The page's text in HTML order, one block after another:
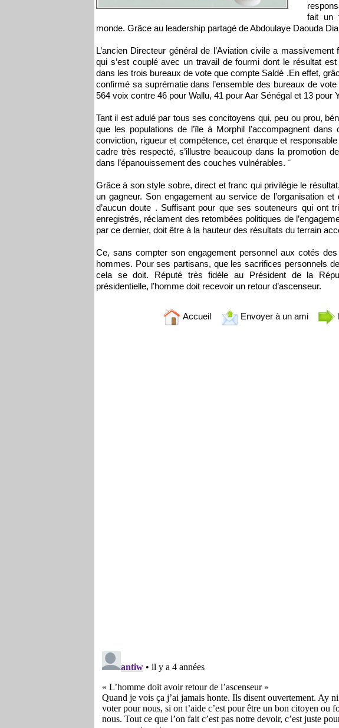
fait un
monde. Grâce au leadership partagé de Abdoulaye Daouda
L’ancien Directeur général de l’Aviation civile a
qui s’est couplé avec un travail de fourmi dont le résultat
dans les trois bureaux de vote que compte Saldé .En effet,
confirmé sa suprématie dans l’ensemble des bureaux de
564 voix contre 46 pour Wallu, 41 pour Aar Sénégal et 13 pour
Tant il est adulé par tous ses concitoyens qui, peu ou prou,
que les populations de l’île à Morphil l’accompagnent
conviction, rigueur et compétence, cet énarque et
cadre très respecté, s’illustre beaucoup dans la promotion
dans l’épanouissement des couches vulnérables. ¨
Grâce à son style sobre, direct et franc qui privilégie le
un gagneur. Son engagement au service de l’organisation
d’aucun doute . Suffisant pour que ses souteneurs qui ont
enregistrés, réclament des retombées politiques de
par ce dernier, doit être à la hauteur des résultats du terrain
Ce, sans compter son engagement personnel aux cotés
hommes. Pour ses partisans, que les sacrifices personnels
cela se doit. Réputé très fidèle au Président de la
présidentielle, l’homme doit recevoir un retour d’ascenseur.
Accueil Envoyer à un ami